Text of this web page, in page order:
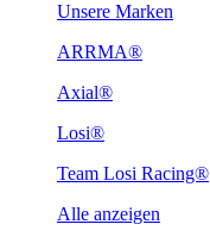
Unsere Marken
ARRMA®
Axial®
Losi®
Team Losi Racing®
Alle anzeigen